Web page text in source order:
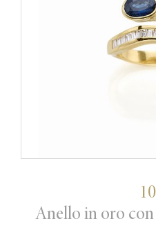
10
Anello in oro